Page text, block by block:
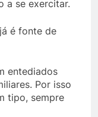
a se exercitar.
é fonte de
entediados
Por isso
tipo, sempre